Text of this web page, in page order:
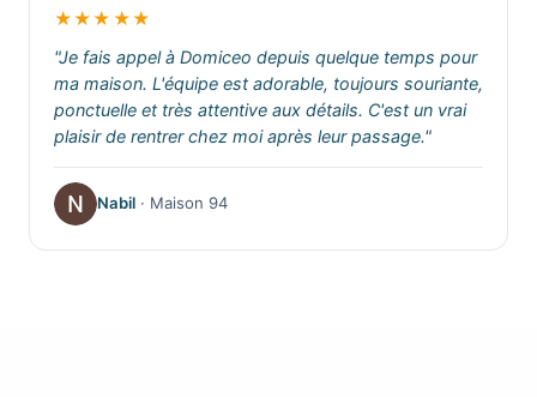
★★★★★
"Je fais appel à Domiceo depuis quelque temps pour
ma maison. L'équipe est adorable, toujours souriante,
ponctuelle et très attentive aux détails. C'est un vrai
plaisir de rentrer chez moi après leur passage."
Nabil · Maison 94